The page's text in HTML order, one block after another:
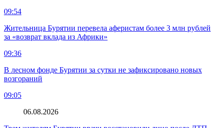
09:54
Жительница Бурятии перевела аферистам более 3 млн рублей
за «возврат вклада из Африки»
09:36
В лесном фонде Бурятии за сутки не зафиксировано новых
возгораний
09:05
06.08.2026